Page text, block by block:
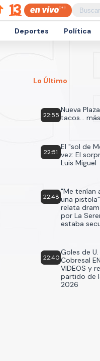
Deportes Política
Lo Último
22:55
Nueva
tacos...
22:51
El "sol de
vez: El
Luis Miguel
22:48
"Me tenían
una
relata
por La
estaba
22:40
Goles de
Cobresal
VIDEOS y
partido de
2026